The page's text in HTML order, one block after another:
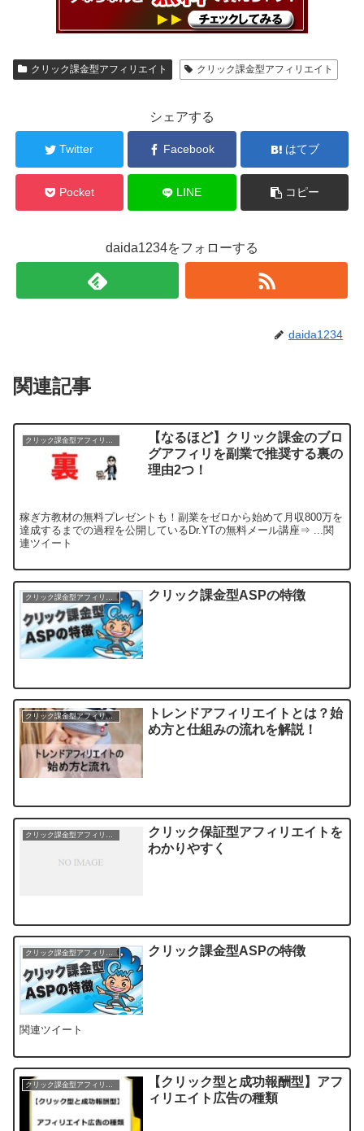
クリック課金型アフィリエイト クリック課金型アフィリエイト
シェアする
Twitter Facebook はてブ
Pocket LINE コピー
daida1234をフォローする
daida1234
関連記事
【なるほど】クリック課金のブロ
グアフィリを副業で推奨する裏の
理由2つ！
稼ぎ方教材の無料プレゼントも！副業をゼロから始めて月収800万を
達成するまでの過程を公開しているDr.YTの無料メール講座⇒ ...関
連ツイート
クリック課金型アフィリエイト クリック課金型ASPの特徴
クリック課金型アフィリエイト
トレンドアフィリエイトとは？始
め方と仕組みの流れを解説！
クリック保証型アフィリエイトを
わかりやすく
クリック課金型アフィリエイト クリック課金型ASPの特徴
関連ツイート
【クリック型と成功報酬型】アフ
ィリエイト広告の種類